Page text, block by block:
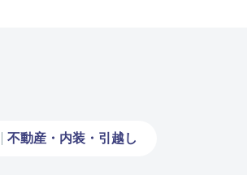
不動産・内装・引越し